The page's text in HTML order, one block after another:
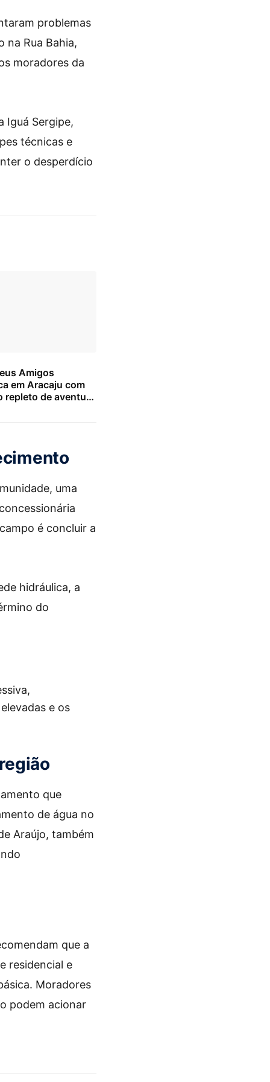
problemas
na Rua Bahia,
moradores da
Iguá Sergipe,
técnicas e
o desperdício
Amigos
em Aracaju com
repleto de aventura
uma
é concluir a
hidráulica, a
do
e os
que
de água no
Araújo, também
que a
residencial e
Moradores
podem acionar